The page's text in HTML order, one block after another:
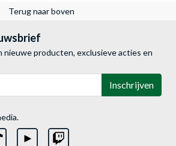
Terug naar boven
nieuwe producten, exclusieve acties en
Inschrijven